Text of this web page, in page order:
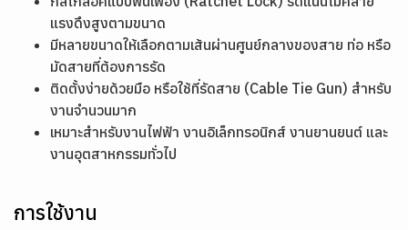
แรงดึงสูงตามขนาด
มีหลายขนาดให้เลือกตามเส้นผ่านศูนย์กลางของสาย ท่อ หรือ
มัดสายที่ต้องการรัด
ติดตั้งง่ายด้วยมือ หรือใช้ที่รัดสาย (Cable Tie Gun) สำหรับ
งานจำนวนมาก
เหมาะสำหรับงานไฟฟ้า งานอิเล็กทรอนิกส์ งานยานยนต์ และ
งานอุตสาหกรรมทั่วไป
การใช้งาน